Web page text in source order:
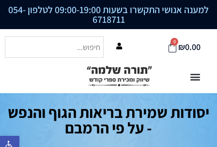
פתח סרגל
למענה אנושי התקשרו בשעות 09:00-19:00 לטלפון 054-
6718711
₪0.00
0
יסודות שמירת בריאות הגוף והנפש
- על פי הרמבם